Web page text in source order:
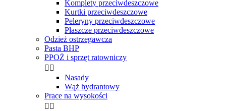
Komplety przeciwdeszczowe
Kurtki przeciwdeszczowe
Peleryny przeciwdeszczowe
Płaszcze przeciwdeszczowe
Odzież ostrzegawcza
Pasta BHP
PPOŻ i sprzęt ratowniczy
 
Nasady
Wąż hydrantowy
Prace na wysokości
 